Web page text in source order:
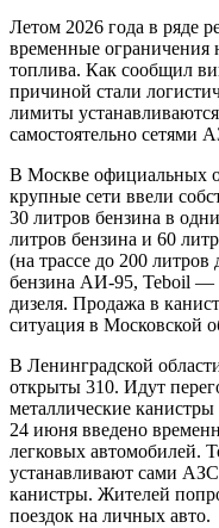
Летом 2026 года в ряде
временные ограничения
топлива. Как сообщил
причиной стали
лимиты
самостоятельно сетями
В Москве официальных
крупные сети ввели
30 литров бензина в
литров бензина и 60
(на трассе до 200
бензина АИ-95, Teboil —
дизеля. Продажа в
ситуация в Московской
В Ленинградской
открыты 310. Идут
металлические
24 июня введено
легковых автомобилей.
устанавливают сами
канистры. Жителей
поездок на личных авто.